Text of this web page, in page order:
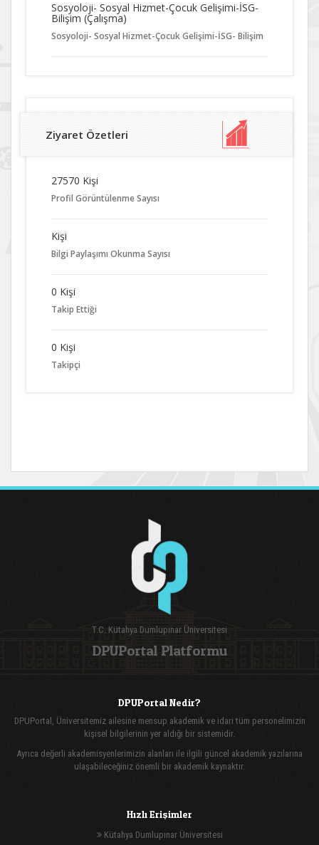
Sosyoloji- Sosyal Hizmet-Çocuk Gelişimi-İSG-
Bilişim (Çalışma)
Sosyoloji- Sosyal Hizmet-Çocuk Gelişimi-İSG- Bilişim
Ziyaret Özetleri
27570 Kişi
Profil Görüntülenme Sayısı
Kişi
Bilgi Paylaşımı Okunma Sayısı
0 Kişi
Takip Ettiği
0 Kişi
Takipçi
T.C. Kütahya Dumlupınar Üniversitesi
DPUPortal Platformu
DPUPortal Nedir?
DPUPortal, Üniversitemiz ailesine mensup akademik ve idari tüm personelimizin
kişisel bilgilerinin yer aldığı bir sistemidir.
Ayrıca değerli akademisyenlerimizin alanları ile ilgili güncel akademik yazılarına
ulaşabileceğiniz önemli bir akademik kaynaktır.
Hızlı Erişimler
Kütahya Dumlupınar Üniversitesi